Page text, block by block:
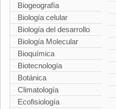
Biogeografía
Biología celular
Biología del desarrollo
Biología Molecular
Bioquímica
Biotecnología
Botánica
Climatología
Ecofisiología